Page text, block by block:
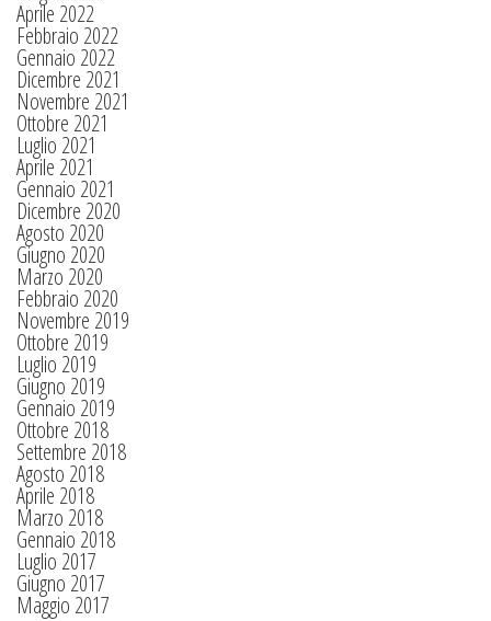
Aprile 2022
Febbraio 2022
Gennaio 2022
Dicembre 2021
Novembre 2021
Ottobre 2021
Luglio 2021
Aprile 2021
Gennaio 2021
Dicembre 2020
Agosto 2020
Giugno 2020
Marzo 2020
Febbraio 2020
Novembre 2019
Ottobre 2019
Luglio 2019
Giugno 2019
Gennaio 2019
Ottobre 2018
Settembre 2018
Agosto 2018
Aprile 2018
Marzo 2018
Gennaio 2018
Luglio 2017
Giugno 2017
Maggio 2017